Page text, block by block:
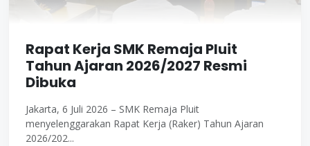
Rapat Kerja SMK Remaja Pluit
Tahun Ajaran 2026/2027 Resmi
Dibuka
Jakarta, 6 Juli 2026 – SMK Remaja Pluit
menyelenggarakan Rapat Kerja (Raker) Tahun Ajaran
2026/202...